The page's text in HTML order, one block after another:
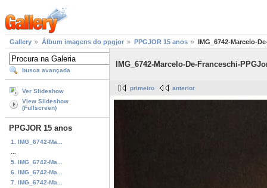
Gallery Álbum imagens do ppgjor PPGJOR 15 anos IMG_6742-Marcelo-
busca avançada
Ver Slideshow
View Slideshow
(Fullscreen)
PPGJOR 15 anos
1. IMG_6742-Ma...
5. IMG_6742-Ma...
6. IMG_6742-Ma...
7. IMG_6742-Ma...
IMG_6742-Marcelo-De-Franceschi-
primeiro anterior